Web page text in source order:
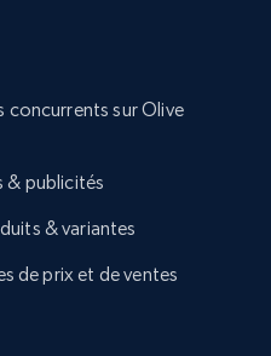
concurrents sur Olive
publicités
& variantes
de prix et de ventes